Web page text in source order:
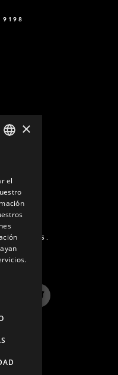
InstagramTwitter
×
el